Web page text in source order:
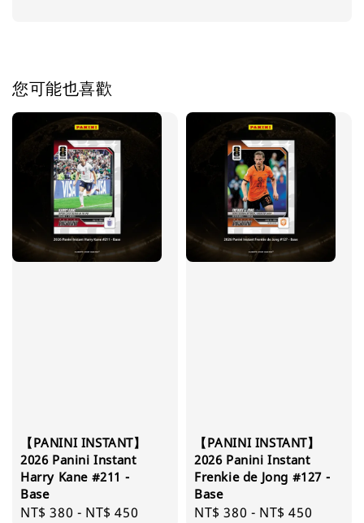
您可能也喜歡
【PANINI INSTANT】
2026 Panini Instant
Harry Kane #211 -
Base
Regular
NT$ 380 - NT$ 450
【PANINI INSTANT】
2026 Panini Instant
Frenkie de Jong #127 -
Base
Regular
NT$ 380 - NT$ 450